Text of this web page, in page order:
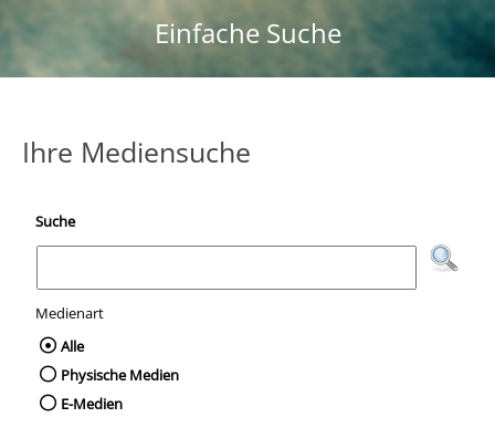
Einfache Suche
Ihre Mediensuche
Suche
Medienart
Wählen Sie die Medienart nach der Sie
Alle
Physische Medien
E-Medien